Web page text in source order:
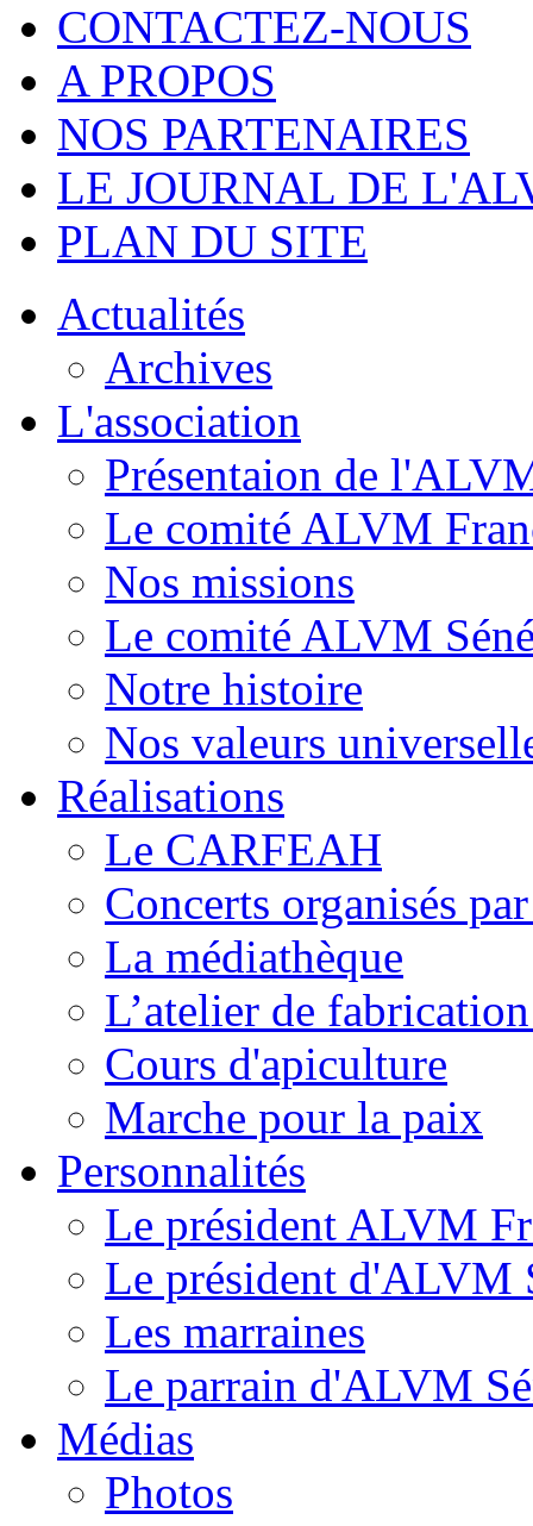
CONTACTEZ-NOUS
A PROPOS
NOS PARTENAIRES
LE JOURNAL DE
PLAN DU SITE
Actualités
Archives
L'association
Présentaion de
Le comité ALVM
Nos missions
Le comité ALVM
Notre histoire
Nos valeurs
Réalisations
Le CARFEAH
Concerts organisés
La médiathèque
L’atelier de
Cours d'apiculture
Marche pour la paix
Personnalités
Le président ALVM
Le président d'ALVM
Les marraines
Le parrain d'ALVM
Médias
Photos